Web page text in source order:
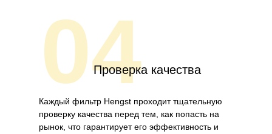
04Проверка качества
Каждый фильтр Hengst проходит тщательную
проверку качества перед тем, как попасть на
рынок, что гарантирует его эффективность и